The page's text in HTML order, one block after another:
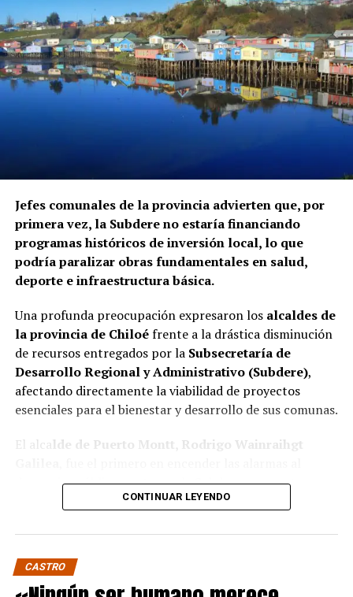
Jefes comunales de la provincia advierten que, por
primera vez, la Subdere no estaría financiando
programas históricos de inversión local, lo que
podría paralizar obras fundamentales en salud,
deporte e infraestructura básica.
Una profunda preocupación expresaron los alcaldes de
la provincia de Chiloéfrente a la drástica disminución
de recursos entregados por la Subsecretaría de
Desarrollo Regional y Administrativo (Subdere),
afectando directamente la viabilidad de proyectos
esenciales para el bienestar y desarrollo de sus comunas.
El alca lde de Puerto Montt, Rodrigo Wainraihgt
denunciar públicamente que la Subdere no cuenta con
fondos para financiar iniciativas del Programa de
Mejoramiento de Barrios (PMB), a pesar de que muchas
ya estaban declaradas elegibles.
historia, la Subdere no tiene recursos para estos
CONTINUAR LEYENDO
CASTRO